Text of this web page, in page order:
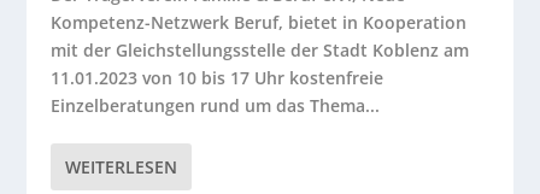
Kompetenz-Netzwerk Beruf, bietet in Kooperation
mit der Gleichstellungsstelle der Stadt Koblenz am
11.01.2023 von 10 bis 17 Uhr kostenfreie
Einzelberatungen rund um das Thema...
WEITERLESEN